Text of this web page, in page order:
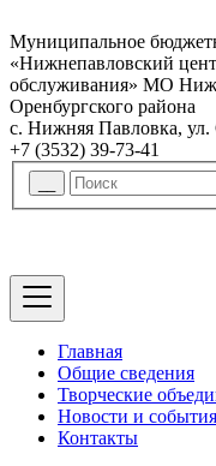
Муниципальное
«Нижнепавловский
обслуживания» МО
Оренбургского района
с. Нижняя Павловка, ул.
+7 (3532) 39-73-41
Главная
Общие сведения
Творческие
Новости и события
Контакты